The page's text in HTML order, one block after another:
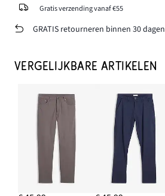
Gratis verzending vanaf €55
GRATIS retourneren binnen 30 dagen
VERGELIJKBARE ARTIKELEN